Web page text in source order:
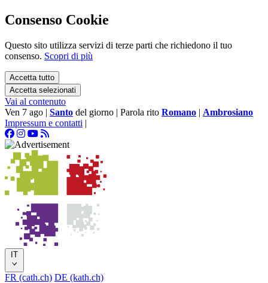
Consenso Cookie
Questo sito utilizza servizi di terze parti che richiedono il tuo
consenso. Scopri di più
Accetta tutto
Accetta selezionati
Vai al contenuto
Ven 7 ago | Santo del giorno | Parola rito Romano | Ambrosiano
Impressum e contatti |
IT
FR (cath.ch) DE (kath.ch)